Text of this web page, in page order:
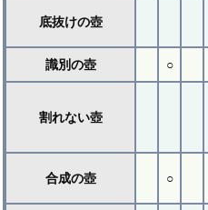
底抜けの壺
識別の壺 ○
割れない壺
合成の壺 ○